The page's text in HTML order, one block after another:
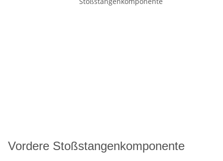
Vordere Stoßstangenkomponente